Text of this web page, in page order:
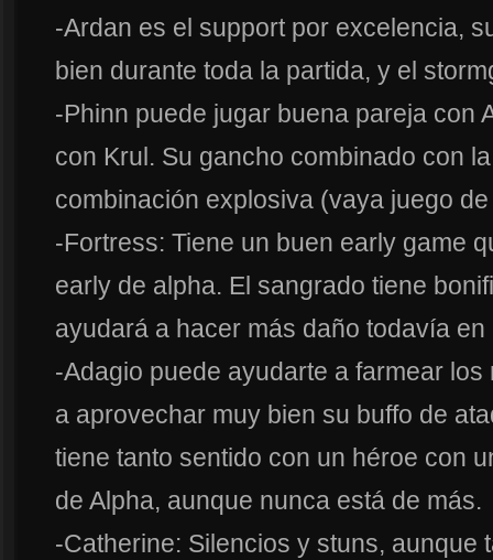
-Ardan es el support por excelencia,
bien durante toda la partida, y el
-Phinn puede jugar buena pareja con
con Krul. Su gancho combinado con
combinación explosiva (vaya juego
-Fortress: Tiene un buen early game
early de alpha. El sangrado tiene
ayudará a hacer más daño todavía en
-Adagio puede ayudarte a farmear
a aprovechar muy bien su buffo de
tiene tanto sentido con un héroe con
de Alpha, aunque nunca está de más.
-Catherine: Silencios y stuns, aunque